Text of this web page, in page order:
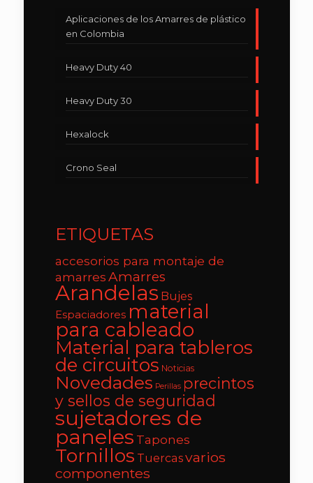
Aplicaciones de los Amarres de plástico
en Colombia
Heavy Duty 40
Heavy Duty 30
Hexalock
Crono Seal
ETIQUETAS
accesorios para montaje de
amarresAmarres
Arandelas Bujes
Espaciadores material
para cableado
Material para tableros
de circuitos Noticias
Novedades Perillas precintos
y sellos de seguridad
sujetadores de
paneles Tapones
Tornillos Tuercasvarios
componentes